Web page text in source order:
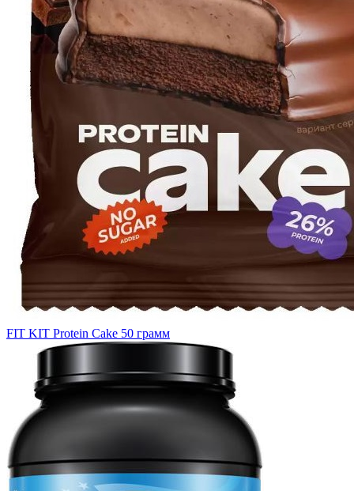
FIT KIT Protein Cake 50 грамм